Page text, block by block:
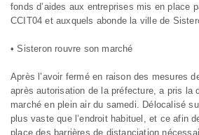
fonds d’aides aux entreprises mis en place
CCIT04 et auxquels abonde la ville de
• Sisteron rouvre son marché
Après l’avoir fermé en raison des mesures
après autorisation de la préfecture, a pris la
marché en plein air du samedi. Délocalisé
plus vaste que l’endroit habituel, et ce afin
place des barrières de distanciation